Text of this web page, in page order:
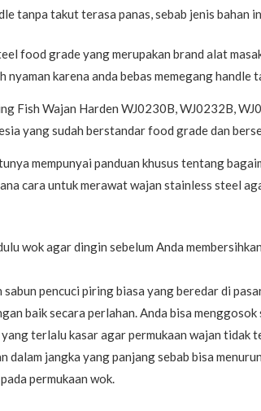
tanpa takut terasa panas, sebab jenis bahan
food grade yang merupakan brand alat
karena anda bebas memegang handle
Fish Wajan Harden WJ0230B, WJ0232B,
yang sudah berstandar food grade dan
mempunyai panduan khusus tentang
cara untuk merawat wajan stainless steel
wok agar dingin sebelum Anda
pencuci piring biasa yang beredar di
baik secara perlahan. Anda bisa
terlalu kasar agar permukaan wajan tidak
jangka yang panjang sebab bisa
permukaan wok.